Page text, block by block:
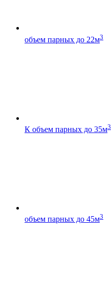
объем парных до 22м3
К объем парных до 35м3
объем парных до 45м3